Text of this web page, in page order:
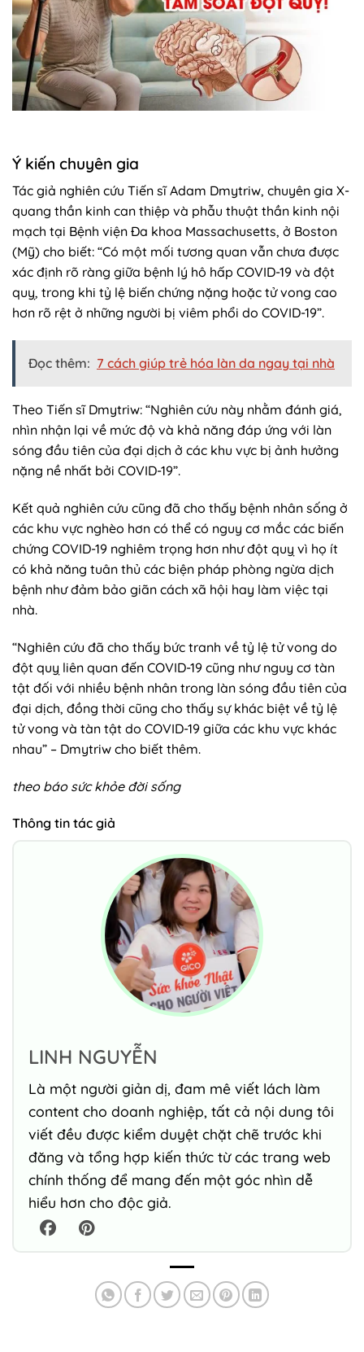
Ý kiến chuyên gia
Tác giả nghiên cứu Tiến sĩ Adam Dmytriw, chuyên gia X-
quang thần kinh can thiệp và phẫu thuật thần kinh nội
mạch tại Bệnh viện Đa khoa Massachusetts, ở Boston
(Mỹ) cho biết: “Có một mối tương quan vẫn chưa được
xác định rõ ràng giữa bệnh lý hô hấp COVID-19 và đột
quỵ, trong khi tỷ lệ biến chứng nặng hoặc tử vong cao
hơn rõ rệt ở những người bị viêm phổi do COVID-19”.
Đọc thêm: 7 cách giúp trẻ hóa làn da ngay tại nhà
Theo Tiến sĩ Dmytriw: “Nghiên cứu này nhằm đánh giá,
nhìn nhận lại về mức độ và khả năng đáp ứng với làn
sóng đầu tiên của đại dịch ở các khu vực bị ảnh hưởng
nặng nề nhất bởi COVID-19”.
Kết quả nghiên cứu cũng đã cho thấy bệnh nhân sống ở
các khu vực nghèo hơn có thể có nguy cơ mắc các biến
chứng COVID-19 nghiêm trọng hơn như đột quỵ vì họ ít
có khả năng tuân thủ các biện pháp phòng ngừa dịch
bệnh như đảm bảo giãn cách xã hội hay làm việc tại
nhà.
“Nghiên cứu đã cho thấy bức tranh về tỷ lệ tử vong do
đột quỵ liên quan đến COVID-19 cũng như nguy cơ tàn
tật đối với nhiều bệnh nhân trong làn sóng đầu tiên của
đại dịch, đồng thời cũng cho thấy sự khác biệt về tỷ lệ
tử vong và tàn tật do COVID-19 giữa các khu vực khác
nhau” – Dmytriw cho biết thêm.
theo báo sức khỏe đời sống
Thông tin tác giả
LINH NGUYỄN
Là một người giản dị, đam mê viết lách làm
content cho doanh nghiệp, tất cả nội dung tôi
viết đều được kiểm duyệt chặt chẽ trước khi
đăng và tổng hợp kiến thức từ các trang web
chính thống để mang đến một góc nhìn dễ
hiểu hơn cho độc giả.